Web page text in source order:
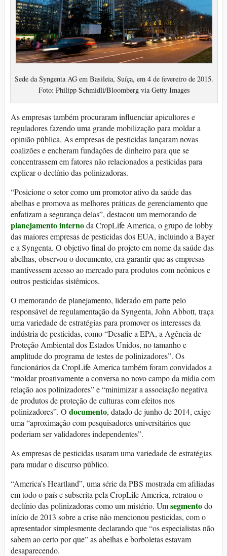
Sede da Syngenta AG em Basileia, Suíça, em 4 de fevereiro de 2015.
Foto: Philipp Schmidli/Bloomberg via Getty Images
As empresas também procuraram influenciar apicultores e
reguladores fazendo uma grande mobilização para moldar a
opinião pública. As empresas de pesticidas lançaram novas
coalizões e encheram fundações de dinheiro para que se
concentrassem em fatores não relacionados a pesticidas para
explicar o declínio das polinizadoras.
“Posicione o setor como um promotor ativo da saúde das
abelhas e promova as melhores práticas de gerenciamento que
enfatizam a segurança delas”, destacou um memorando de
planejamento internoda CropLife America, o grupo de lobby
das maiores empresas de pesticidas dos EUA, incluindo a Bayer
e a Syngenta. O objetivo final do projeto em nome da saúde das
abelhas, observou o documento, era garantir que as empresas
mantivessem acesso ao mercado para produtos com neônicos e
outros pesticidas sistêmicos.
O memorando de planejamento, liderado em parte pelo
responsável de regulamentação da Syngenta, John Abbott, traça
uma variedade de estratégias para promover os interesses da
indústria de pesticidas, como “Desafie a EPA, a Agência de
Proteção Ambiental dos Estados Unidos, no tamanho e
amplitude do programa de testes de polinizadores”. Os
funcionários da CropLife America também foram convidados a
“moldar proativamente a conversa no novo campo da mídia com
relação aos polinizadores” e “minimizar a associação negativa
de produtos de proteção de culturas com efeitos nos
polinizadores”. O documento, datado de junho de 2014, exige
uma “aproximação com pesquisadores universitários que
poderiam ser validadores independentes”.
As empresas de pesticidas usaram uma variedade de estratégias
para mudar o discurso público.
“America’s Heartland”, uma série da PBS mostrada em afiliadas
em todo o país e subscrita pela CropLife America, retratou o
declínio das polinizadoras como um mistério. Umsegmentodo
início de 2013 sobre a crise não mencionou pesticidas, com o
apresentador simplesmente declarando que “os especialistas não
sabem ao certo por que” as abelhas e borboletas estavam
desaparecendo.